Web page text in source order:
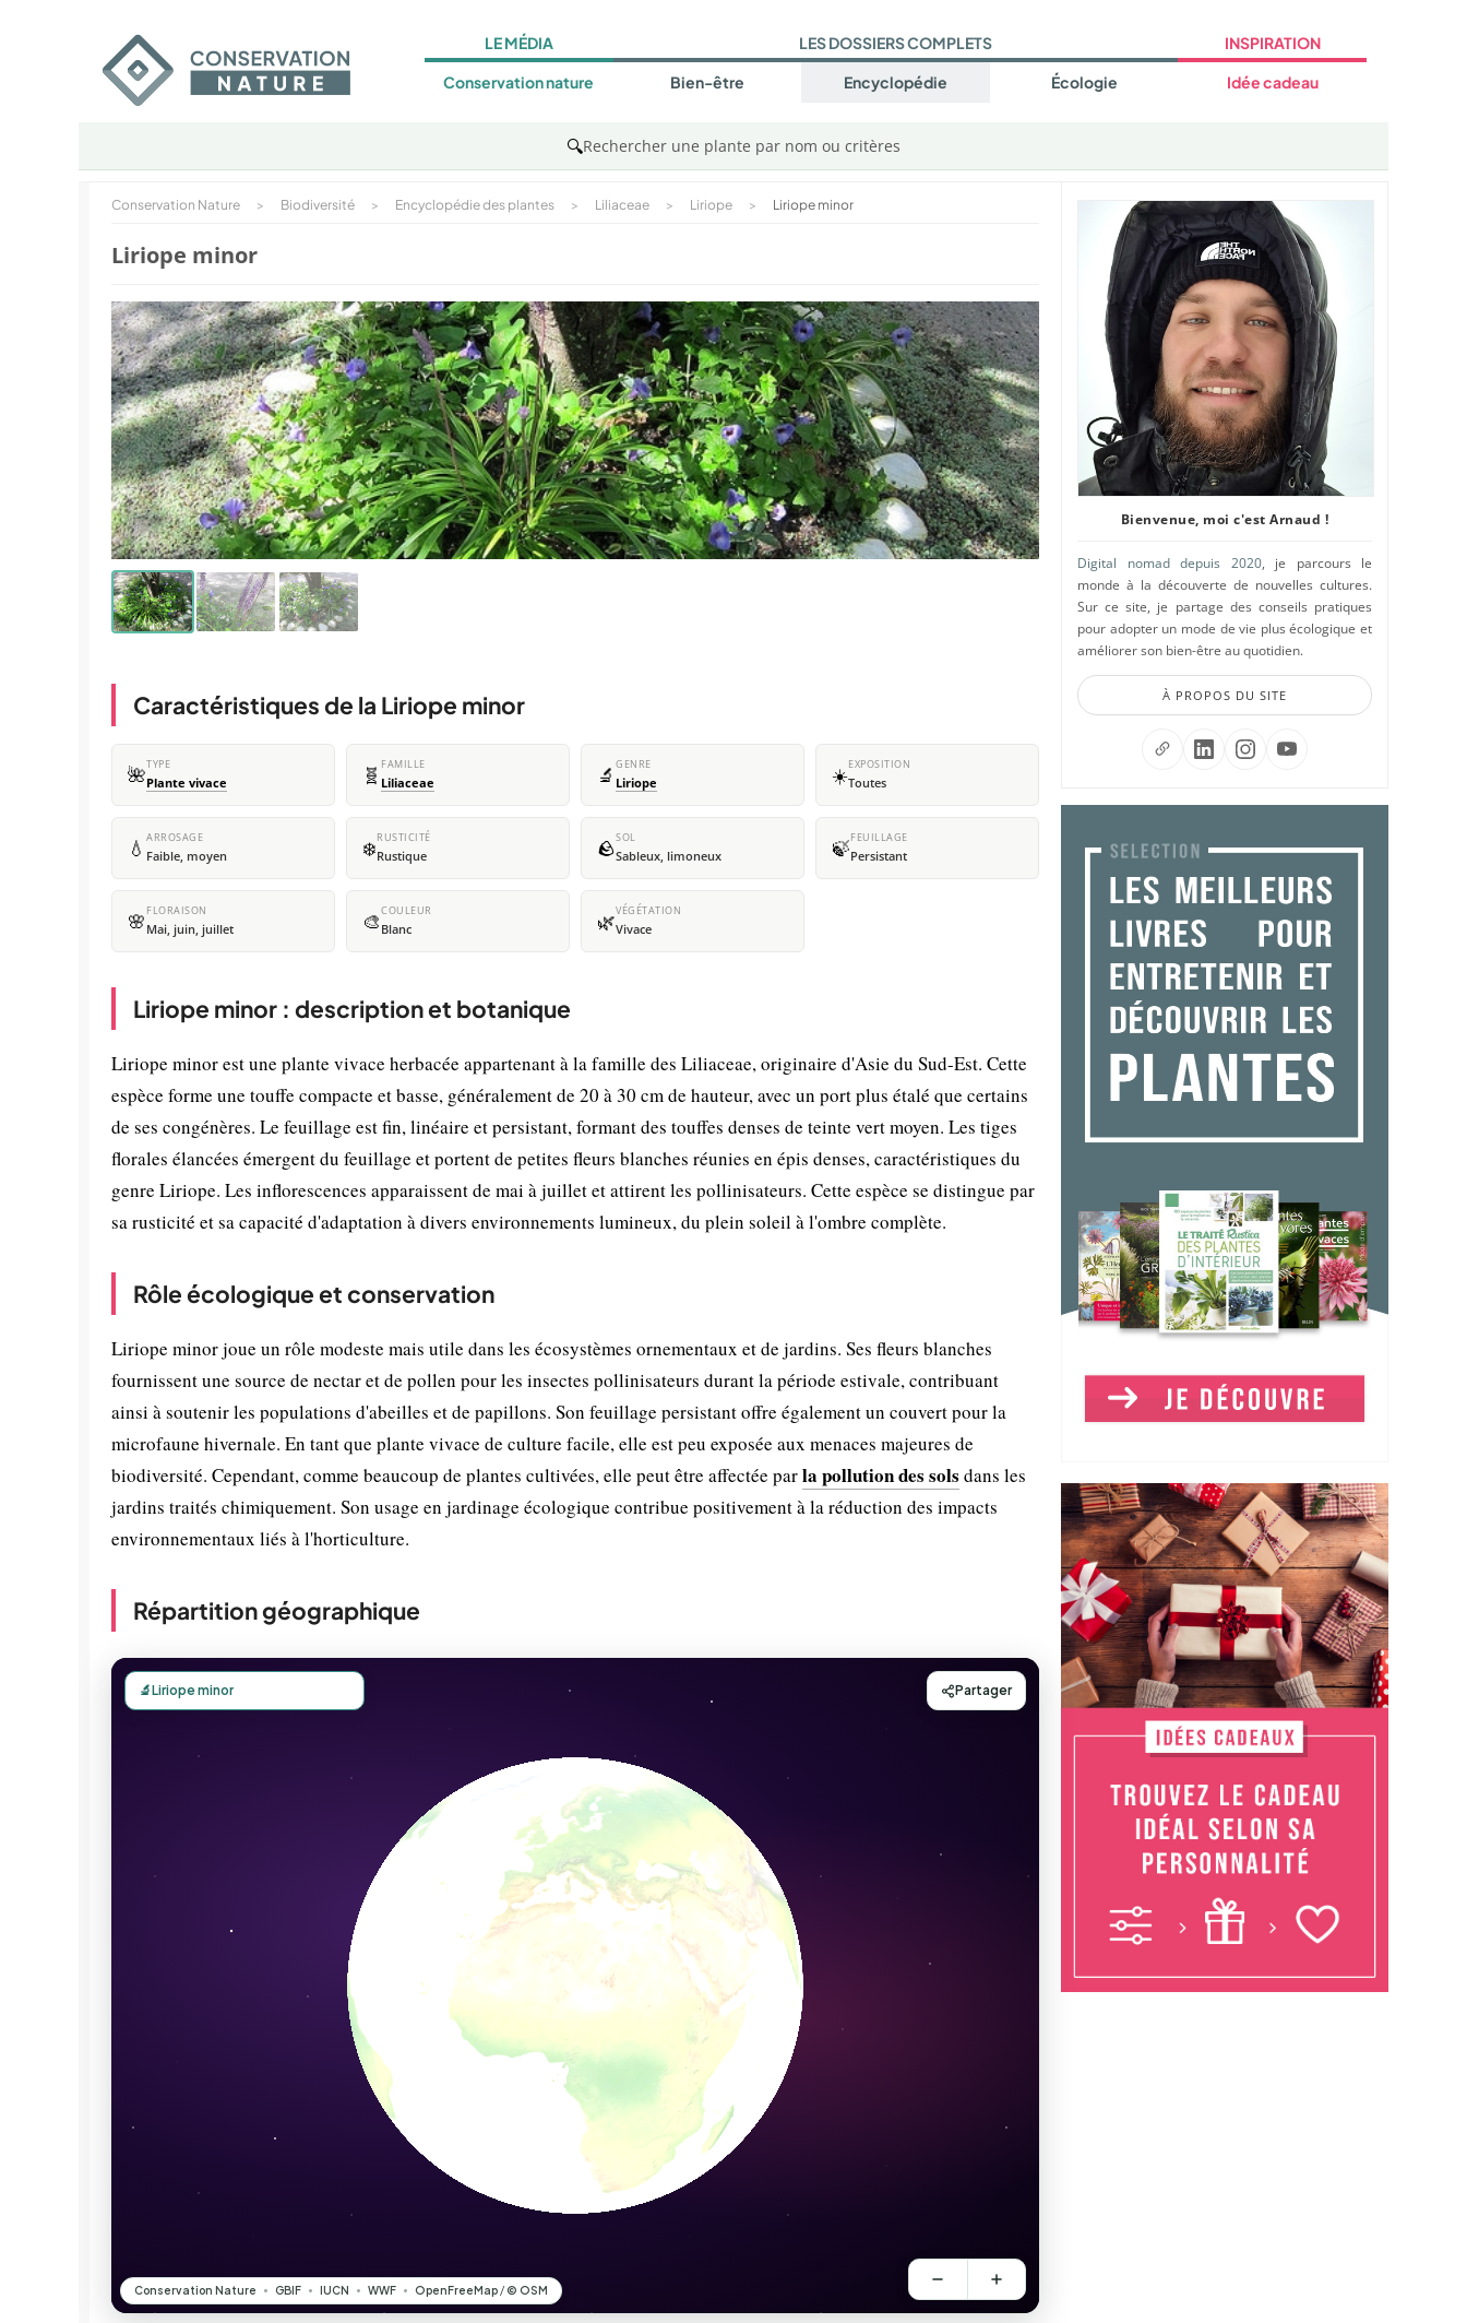
LE MÉDIA
Conservation nature
LES DOSSIERS COMPLETS
Bien-être Encyclopédie Écologie
INSPIRATION
Idée cadeau
🔍Rechercher une plante par nom ou critères
Conservation Nature > Biodiversité > Encyclopédie des plantes > Liliaceae > Liriope > Liriope minor
Liriope minor
Caractéristiques de la Liriope minor
🌺TYPE
Plante vivace 🧬 FAMILLE
Liliaceae 🔬 GENRE
Liriope ☀️EXPOSITION
Toutes
💧 ARROSAGE
Faible, moyen ❄️RUSTICITÉ
Rustique 🪨SOL
Sableux, limoneux 🍃FEUILLAGE
Persistant
🌸 FLORAISON
Mai, juin, juillet 🎨COULEUR
Blanc 🌿VÉGÉTATION
Vivace
Liriope minor : description et botanique
Liriope minor est une plante vivace herbacée appartenant à la famille des Liliaceae, originaire d'Asie du Sud-Est. Cette
espèce forme une touffe compacte et basse, généralement de 20 à 30 cm de hauteur, avec un port plus étalé que certains
de ses congénères. Le feuillage est fin, linéaire et persistant, formant des touffes denses de teinte vert moyen. Les tiges
florales élancées émergent du feuillage et portent de petites fleurs blanches réunies en épis denses, caractéristiques du
genre Liriope. Les inflorescences apparaissent de mai à juillet et attirent les pollinisateurs. Cette espèce se distingue par
sa rusticité et sa capacité d'adaptation à divers environnements lumineux, du plein soleil à l'ombre complète.
Rôle écologique et conservation
Liriope minor joue un rôle modeste mais utile dans les écosystèmes ornementaux et de jardins. Ses fleurs blanches
fournissent une source de nectar et de pollen pour les insectes pollinisateurs durant la période estivale, contribuant
ainsi à soutenir les populations d'abeilles et de papillons. Son feuillage persistant offre également un couvert pour la
microfaune hivernale. En tant que plante vivace de culture facile, elle est peu exposée aux menaces majeures de
biodiversité. Cependant, comme beaucoup de plantes cultivées, elle peut être affectée parla pollution des sols dans les
jardins traités chimiquement. Son usage en jardinage écologique contribue positivement à la réduction des impacts
environnementaux liés à l'horticulture.
Répartition géographique
Bienvenue, moi c'est Arnaud !
Digital nomad depuis 2020, je parcours le
monde à la découverte de nouvelles cultures.
Sur ce site, je partage des conseils pratiques
pour adopter un mode de vie plus écologique et
améliorer son bien-être au quotidien.
À PROPOS DU SITE